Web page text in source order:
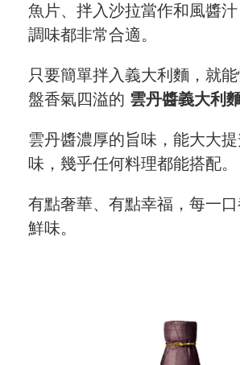
會員服務
愛飯團FB粉絲團
YouTube
Instagram
聯絡我們
魚片、拌入沙拉當作和風醬
調味都非常合適。
只要簡單拌入義大利麵，就
盤香氣四溢的 雲丹醬義大利
雲丹醬濃厚的旨味，能大大
味，幾乎任何料理都能搭配。
有點奢華、有點幸福，每一
鮮味。